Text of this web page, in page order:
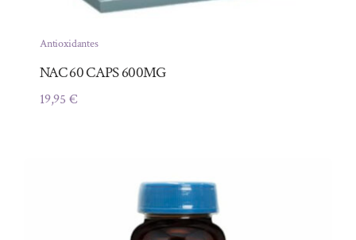
Antioxidantes
NAC 60 CAPS 600MG
19,95 €